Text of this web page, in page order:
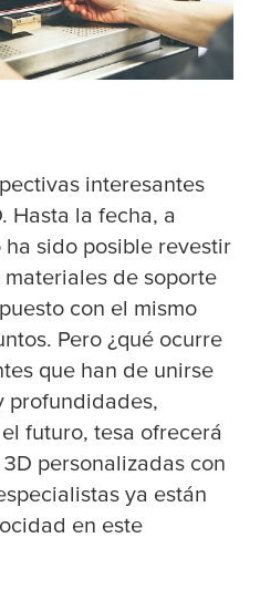
interesantes
Hasta la fecha, a
sido posible revestir
de soporte
con el mismo
Pero ¿qué ocurre
que han de unirse
profundidades,
futuro, tesa ofrecerá
personalizadas con
ya están
en este